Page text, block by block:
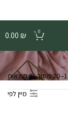
0
0.00 ₪
מיין לפי